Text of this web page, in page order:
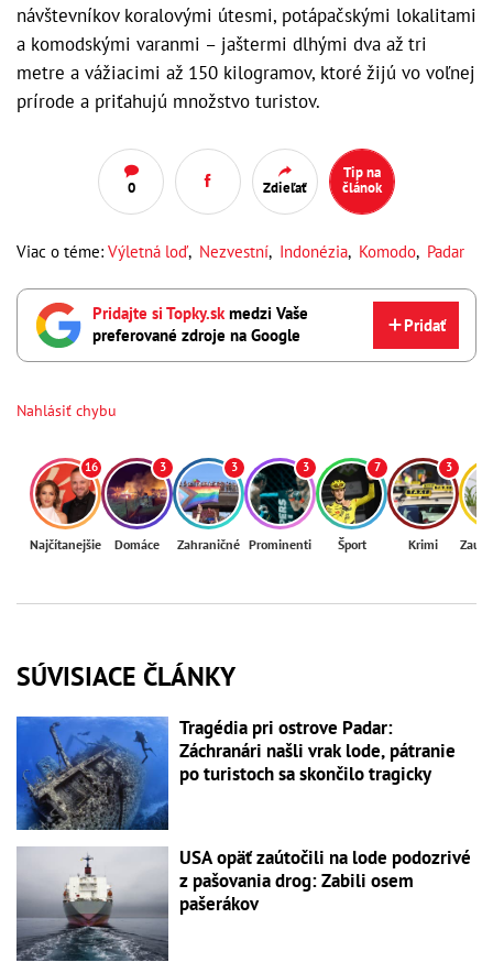
návštevníkov koralovými útesmi, potápačskými lokalitami
a komodskými varanmi – jaštermi dlhými dva až tri
metre a vážiacimi až 150 kilogramov, ktoré žijú vo voľnej
prírode a priťahujú množstvo turistov.
0 Zdieľať
Tip na
článok
Viac o téme: Výletná loď, Nezvestní, Indonézia, Komodo, Padar
Pridajte si Topky.skmedzi Vaše
preferované zdroje na Google
Pridať
Nahlásiť chybu
16
Najčítanejšie
3
Domáce
3
Zahraničné
3
Prominenti
7
Šport
3
Krimi
SÚVISIACE ČLÁNKY
Tragédia pri ostrove Padar:
Záchranári našli vrak lode, pátranie
po turistoch sa skončilo tragicky
USA opäť zaútočili na lode podozrivé
z pašovania drog: Zabili osem
pašerákov